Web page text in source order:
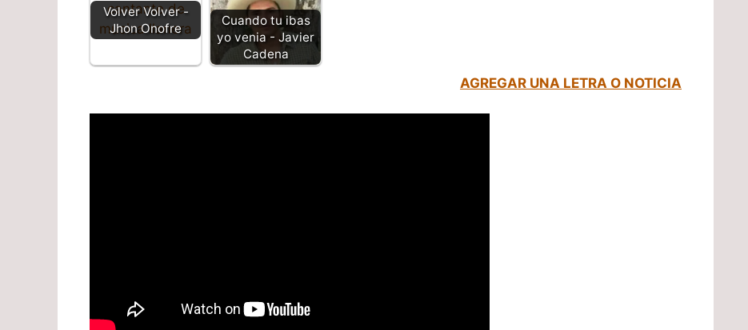
Volver Volver -
Jhon Onofre
Cuando tu ibas
yo venia - Javier
Cadena
AGREGAR UNA LETRA O NOTICIA